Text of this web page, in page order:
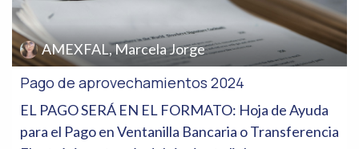
AMEXFAL, Marcela Jorge
Pago de aprovechamientos 2024
EL PAGO SERÁ EN EL FORMATO: Hoja de Ayuda
para el Pago en Ventanilla Bancaria o Transferencia